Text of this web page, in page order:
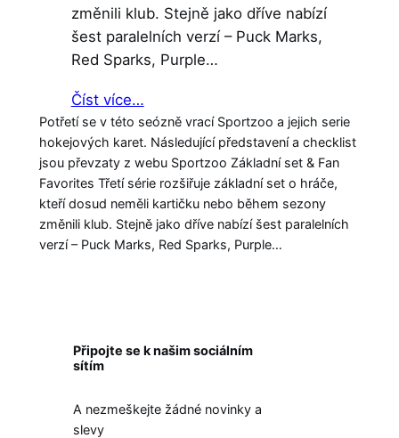
změnili klub. Stejně jako dříve nabízí
šest paralelních verzí – Puck Marks,
Red Sparks, Purple…
Číst více…
Potřetí se v této seózně vrací Sportzoo a jejich serie
hokejových karet. Následující představení a checklist
jsou převzaty z webu Sportzoo Základní set & Fan
Favorites Třetí série rozšiřuje základní set o hráče,
kteří dosud neměli kartičku nebo během sezony
změnili klub. Stejně jako dříve nabízí šest paralelních
verzí – Puck Marks, Red Sparks, Purple…
Připojte se k našim sociálním
sítím
A nezmeškejte žádné novinky a
slevy